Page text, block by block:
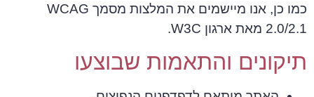
כמו כן, אנו מיישמים את המלצות מסמך WCAG
2.0/2.1 מאת ארגון W3C.
תיקונים והתאמות שבוצעו